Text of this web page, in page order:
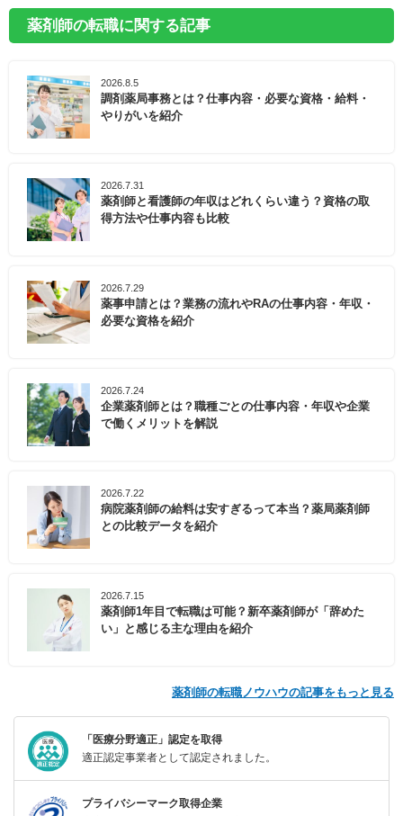
薬剤師の転職に関する記事
2026.8.5
調剤薬局事務とは？仕事内容・必要な資格・給料・
やりがいを紹介
2026.7.31
薬剤師と看護師の年収はどれくらい違う？資格の取
得方法や仕事内容も比較
2026.7.29
薬事申請とは？業務の流れやRAの仕事内容・年収・
必要な資格を紹介
2026.7.24
企業薬剤師とは？職種ごとの仕事内容・年収や企業
で働くメリットを解説
2026.7.22
病院薬剤師の給料は安すぎるって本当？薬局薬剤師
との比較データを紹介
2026.7.15
薬剤師1年目で転職は可能？新卒薬剤師が「辞めた
い」と感じる主な理由を紹介
薬剤師の転職ノウハウの記事をもっと見る
「医療分野適正」認定を取得
適正認定事業者として認定されました。
プライバシーマーク取得企業